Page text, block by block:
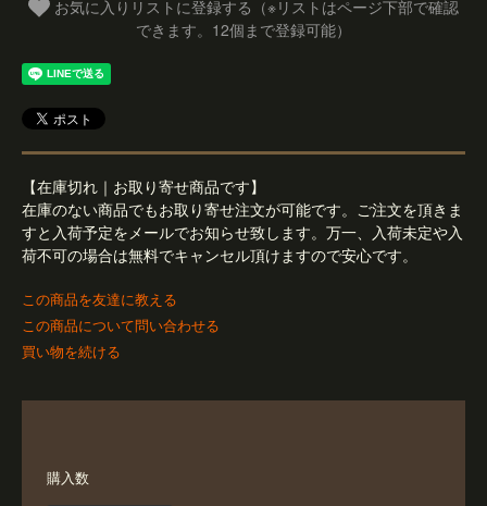
できます。12個まで登録可能）
【在庫切れ｜お取り寄せ商品です】
在庫のない商品でもお取り寄せ注文が可能です。ご注文を頂きま
すと入荷予定をメールでお知らせ致します。万一、入荷未定や入
荷不可の場合は無料でキャンセル頂けますので安心です。
この商品を友達に教える
この商品について問い合わせる
買い物を続ける
購入数